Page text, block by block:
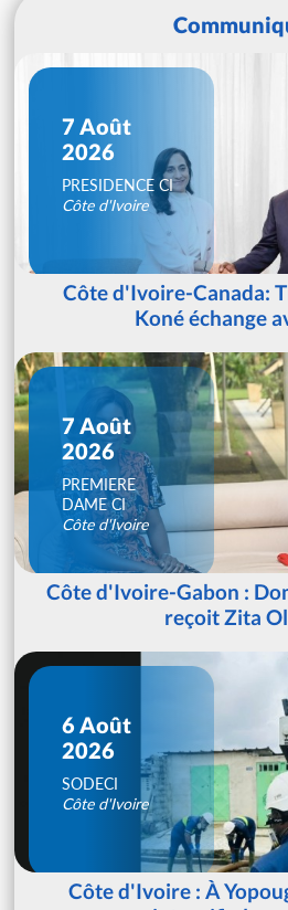
7 Août
2026
PRESIDENCE CI
Côte d'Ivoire
Côte d'Ivoire-Canada:
Koné échange
7 Août
2026
PREMIERE
DAME CI
Côte d'Ivoire
Côte d'Ivoire-Gabon :
reçoit Zita
6 Août
2026
SODECI
Côte d'Ivoire
Côte d'Ivoire : À